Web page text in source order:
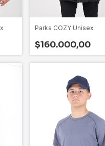
Parka COZY Unisex
$160.000,00